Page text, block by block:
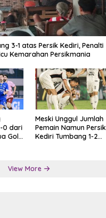
3-1 atas Persik Kediri, Penalti
Kemarahan Persikmania
0 dari
Gol
Meski Unggul Jumlah
Pemain Namun Persik
Kediri Tumbang 1-2
View More